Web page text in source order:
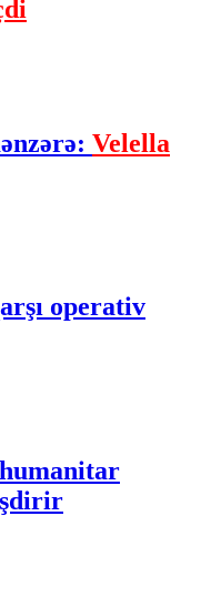
Velella
operativ